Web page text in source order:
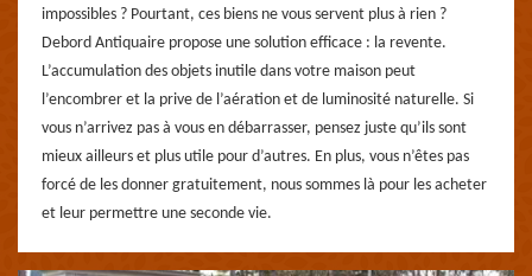
impossibles ? Pourtant, ces biens ne vous servent plus à rien ?
Debord Antiquaire propose une solution efficace : la revente.
L’accumulation des objets inutile dans votre maison peut
l’encombrer et la prive de l’aération et de luminosité naturelle. Si
vous n’arrivez pas à vous en débarrasser, pensez juste qu’ils sont
mieux ailleurs et plus utile pour d’autres. En plus, vous n’êtes pas
forcé de les donner gratuitement, nous sommes là pour les acheter
et leur permettre une seconde vie.